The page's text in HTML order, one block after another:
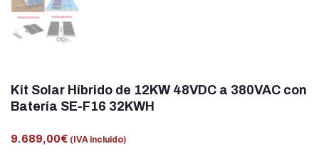
Kit Solar Híbrido de 12KW 48VDC a 380VAC con
Batería SE-F16 32KWH
9.689,00€ (IVA incluido)